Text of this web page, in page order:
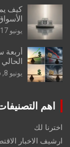
كيف
يونيو 17, 2026
أربعة
الحالي
يونيو 8, 2026
اهم
اخترنا لك
ارشيف الاخبار